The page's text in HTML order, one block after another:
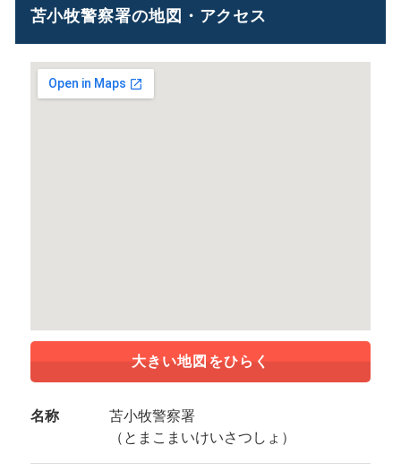
苫小牧警察署の地図・アクセス
大きい地図をひらく
名称
苫小牧警察署
（とまこまいけいさつしょ）